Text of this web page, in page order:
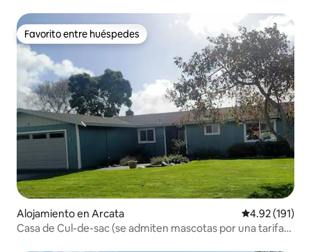
Favorito entre huéspedes
Favorito entre huéspedes
Alojamiento en Arcata Calificación
4.92 (191)
Casa de Cul-de-sac (se admiten mascotas por una tarifa